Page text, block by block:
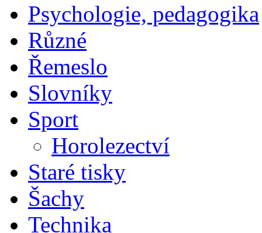
Psychologie, pedagogika
Různé
Řemeslo
Slovníky
Sport
Horolezectví
Staré tisky
Šachy
Technika